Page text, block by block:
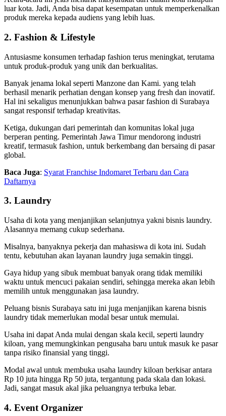
luar kota. Jadi, Anda bisa dapat kesempatan untuk memperkenalkan
produk mereka kepada audiens yang lebih luas.
2. Fashion & Lifestyle
Antusiasme konsumen terhadap fashion terus meningkat, terutama
untuk produk-produk yang unik dan berkualitas.
Banyak jenama lokal seperti Manzone dan Kami. yang telah
berhasil menarik perhatian dengan konsep yang fresh dan inovatif.
Hal ini sekaligus menunjukkan bahwa pasar fashion di Surabaya
sangat responsif terhadap kreativitas.
Ketiga, dukungan dari pemerintah dan komunitas lokal juga
berperan penting. Pemerintah Jawa Timur mendorong industri
kreatif, termasuk fashion, untuk berkembang dan bersaing di pasar
global.
Baca Juga: Syarat Franchise Indomaret Terbaru dan Cara
Daftarnya
3. Laundry
Usaha di kota yang menjanjikan selanjutnya yakni bisnis laundry.
Alasannya memang cukup sederhana.
Misalnya, banyaknya pekerja dan mahasiswa di kota ini. Sudah
tentu, kebutuhan akan layanan laundry juga semakin tinggi.
Gaya hidup yang sibuk membuat banyak orang tidak memiliki
waktu untuk mencuci pakaian sendiri, sehingga mereka akan lebih
memilih untuk menggunakan jasa laundry.
Peluang bisnis Surabaya satu ini juga menjanjikan karena bisnis
laundry tidak memerlukan modal besar untuk memulai.
Usaha ini dapat Anda mulai dengan skala kecil, seperti laundry
kiloan, yang memungkinkan pengusaha baru untuk masuk ke pasar
tanpa risiko finansial yang tinggi.
Modal awal untuk membuka usaha laundry kiloan berkisar antara
Rp 10 juta hingga Rp 50 juta, tergantung pada skala dan lokasi.
Jadi, sangat masuk akal jika peluangnya terbuka lebar.
4. Event Organizer